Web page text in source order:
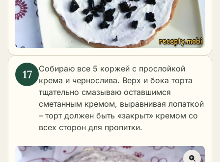
Собираю все 5 коржей с прослойкой
крема и чернослива. Верх и бока торта
тщательно смазываю оставшимся
сметанным кремом, выравнивая лопаткой
– торт должен быть «закрыт» кремом со
всех сторон для пропитки.